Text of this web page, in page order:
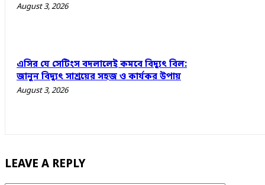
August 3, 2026
এসির যে সেটিংস বদলালেই কমবে বিদ্যুৎ বিল:
জানুন বিদ্যুৎ সাশ্রয়ের সহজ ও কার্যকর উপায়
August 3, 2026
LEAVE A REPLY